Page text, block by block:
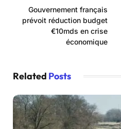
Gouvernement français
prévoit réduction budget
€10mds en crise
économique
Related Posts